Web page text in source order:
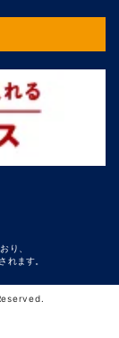
り、
れます。